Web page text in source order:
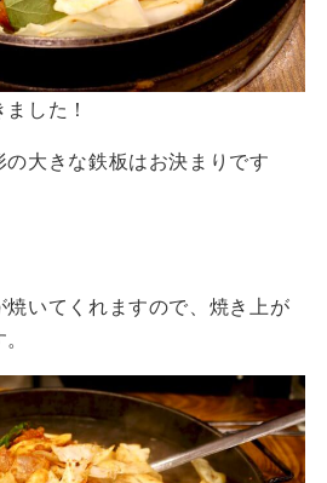
した！
大きな鉄板はお決まりです
焼いてくれますので、焼き上が